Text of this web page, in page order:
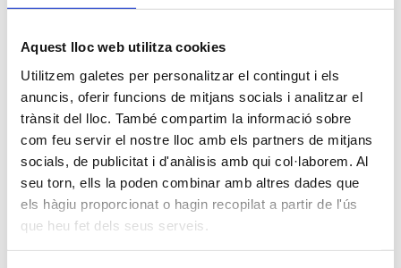
Aquest lloc web utilitza cookies
Utilitzem galetes per personalitzar el contingut i els
anuncis, oferir funcions de mitjans socials i analitzar el
trànsit del lloc. També compartim la informació sobre
com feu servir el nostre lloc amb els partners de mitjans
socials, de publicitat i d'anàlisis amb qui col·laborem. Al
seu torn, ells la poden combinar amb altres dades que
els hàgiu proporcionat o hagin recopilat a partir de l'ús
que heu fet dels seus serveis.
Search
Categories